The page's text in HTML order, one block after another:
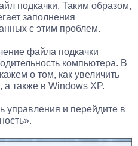
подкачки. Таким образом,
заполнения
с этим проблем.
файла подкачки
компьютера. В
о том, как увеличить
также в Windows XP.
управления и перейдите в